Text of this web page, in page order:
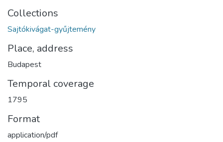
Collections
Sajtókivágat-gyűjtemény
Place, address
Budapest
Temporal coverage
1795
Format
application/pdf